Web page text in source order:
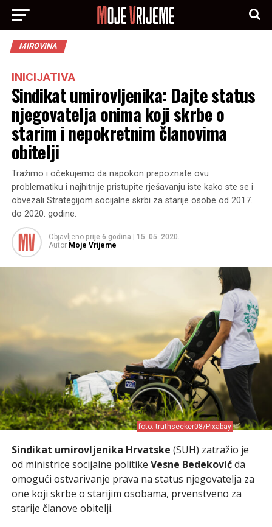
MIROVINA
INICIJATIVA
Sindikat umirovljenika: Dajte status
njegovatelja onima koji skrbe o
starim i nepokretnim članovima
obitelji
Tražimo i očekujemo da napokon prepoznate ovu
problematiku i najhitnije pristupite rješavanju iste kako ste se i
obvezali Strategijom socijalne skrbi za starije osobe od 2017.
do 2020. godine.
Objavljeno prije 6 godina
15. 05. 2020.
Autor Moje Vrijeme
foto: truthseeker08/Pixabay
Sindikat umirovljenika Hrvatske (SUH) zatražio je
od ministrice socijalne politike Vesne Bedekovićda
omogući ostvarivanje prava na status njegovatelja za
one koji skrbe o starijim osobama, prvenstveno za
starije članove obitelji.